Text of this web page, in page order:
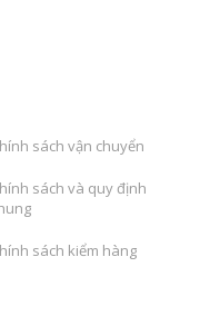
sách vận chuyển
sách và quy định
sách kiểm hàng